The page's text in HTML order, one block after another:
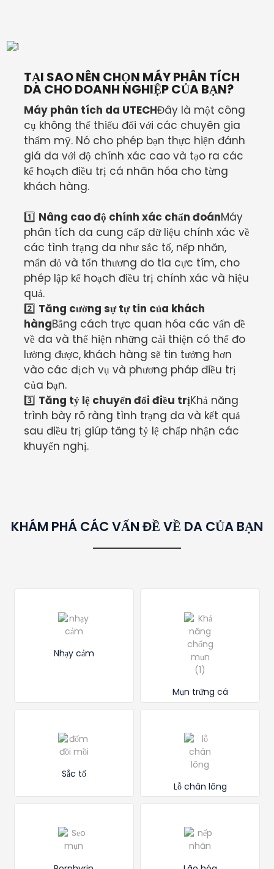
TẠI SAO NÊN CHỌN MÁY PHÂN TÍCH
DA CHO DOANH NGHIỆP CỦA BẠN?
Máy phân tích da UTECHĐây là một công
cụ không thể thiếu đối với các chuyên gia
thẩm mỹ. Nó cho phép bạn thực hiện đánh
giá da với độ chính xác cao và tạo ra các
kế hoạch điều trị cá nhân hóa cho từng
khách hàng.
1️⃣ Nâng cao độ chính xác chẩn đoánMáy
phân tích da cung cấp dữ liệu chính xác về
các tình trạng da như sắc tố, nếp nhăn,
mẩn đỏ và tổn thương do tia cực tím, cho
phép lập kế hoạch điều trị chính xác và hiệu
quả.
2️⃣ Tăng cường sự tự tin của khách
hàngBằng cách trực quan hóa các vấn đề
về da và thể hiện những cải thiện có thể đo
lường được, khách hàng sẽ tin tưởng hơn
vào các dịch vụ và phương pháp điều trị
của bạn.
3️⃣ Tăng tỷ lệ chuyển đổi điều trịKhả năng
trình bày rõ ràng tình trạng da và kết quả
sau điều trị giúp tăng tỷ lệ chấp nhận các
khuyến nghị.
KHÁM PHÁ CÁC VẤN ĐỀ VỀ DA CỦA BẠN
Nhạy cảm
Mụn trứng cá
Sắc tố
Lỗ chân lông